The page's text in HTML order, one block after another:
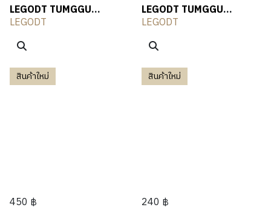
LEGODT TUMGGU
Acrylic Ribbon
LEGODT
LEGODT TUMGGU
Acrylic Ring
LEGODT
สินค้าใหม่
450 ฿
สินค้าใหม่
240 ฿